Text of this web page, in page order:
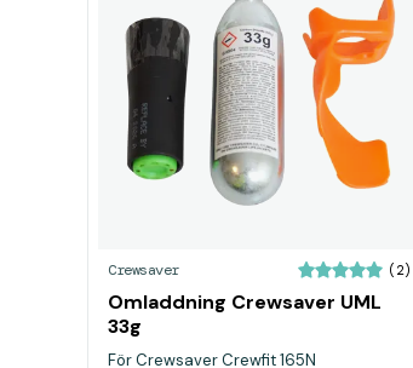
Crewsaver (2)
Omladdning Crewsaver UML
33g
För Crewsaver Crewfit 165N